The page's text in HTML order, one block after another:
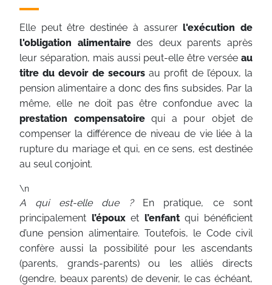
Elle peut être destinée à assurerl'exécution de
l'obligation alimentairedes deux parents après
leur séparation, mais aussi peut-elle être versée au
titre du devoir de secoursau profit de l’époux, la
pension alimentaire a donc des fins subsides. Par la
même, elle ne doit pas être confondue avec la
prestation compensatoirequi a pour objet de
compenser la différence de niveau de vie liée à la
rupture du mariage et qui, en ce sens, est destinée
au seul conjoint.
\n
A qui est-elle due ? En pratique, ce sont
principalement l’épouxet l’enfantqui bénéficient
d’une pension alimentaire. Toutefois, le Code civil
confère aussi la possibilité pour les ascendants
(parents, grands-parents) ou les alliés directs
(gendre, beaux parents) de devenir, le cas échéant,